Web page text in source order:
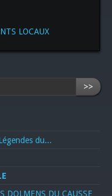
LOCAUX
>>
du...
DOLMENS DU CAUSSE